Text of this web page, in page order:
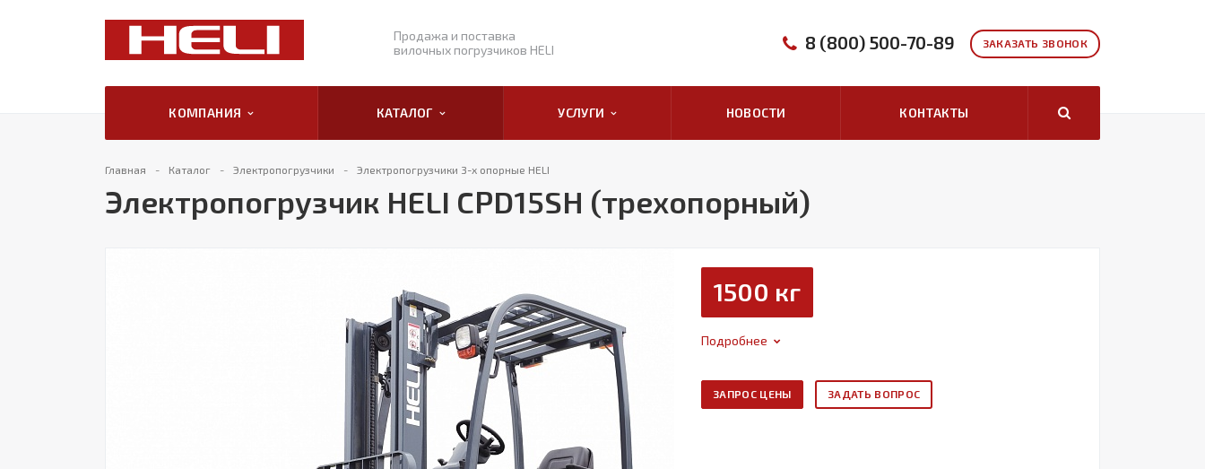
Продажа и поставка
вилочных погрузчиков HELI
ЗАКАЗАТЬ ЗВОНОК
8 (800) 500-70-89
КОМПАНИЯ КАТАЛОГ УСЛУГИ НОВОСТИ КОНТАКТЫ
Главная Каталог Электропогрузчики Электропогрузчики 3-х опорные HELI
Электропогрузчик HELI CPD15SH (трехопорный)
1500 кг
Подробнее
ЗАПРОС ЦЕНЫ ЗАДАТЬ ВОПРОС